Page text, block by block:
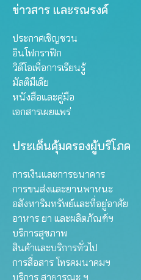
ข่าวสาร และรณรงค์
ประกาศเชิญชวน
อินโฟกราฟิก
วิดีโอเพื่อการเรียนรู้
มัลติมีเดีย
หนังสือและคู่มือ
เอกสารเผยแพร่
ประเด็นคุ้มครองผู้บริโภค
การเงินและการธนาคาร
การขนส่งและยานพาหนะ
อสังหาริมทรัพย์และที่อยู่อาศัย
อาหาร ยา และผลิตภัณฑ์ฯ
บริการสุขภาพ
สินค้าและบริการทั่วไป
การสื่อสาร โทรคมนาคมฯ
บริการ สาธารณะ ฯ